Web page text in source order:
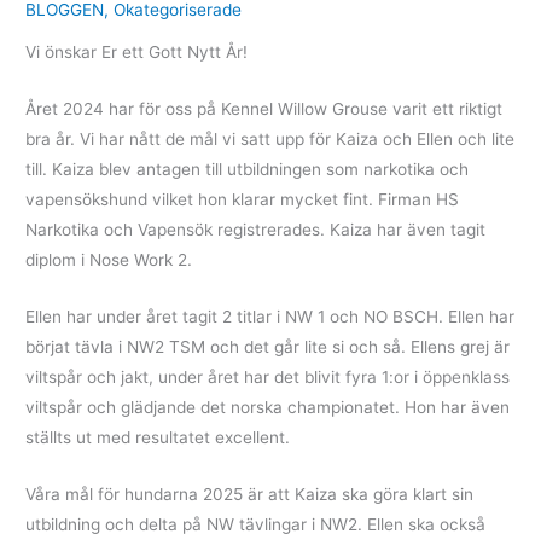
BLOGGEN,Okategoriserade
Vi önskar Er ett Gott Nytt År!
Året 2024 har för oss på Kennel Willow Grouse varit ett riktigt
bra år. Vi har nått de mål vi satt upp för Kaiza och Ellen och lite
till. Kaiza blev antagen till utbildningen som narkotika och
vapensökshund vilket hon klarar mycket fint. Firman HS
Narkotika och Vapensök registrerades. Kaiza har även tagit
diplom i Nose Work 2.
Ellen har under året tagit 2 titlar i NW 1 och NO BSCH. Ellen har
börjat tävla i NW2 TSM och det går lite si och så. Ellens grej är
viltspår och jakt, under året har det blivit fyra 1:or i öppenklass
viltspår och glädjande det norska championatet. Hon har även
ställts ut med resultatet excellent.
Våra mål för hundarna 2025 är att Kaiza ska göra klart sin
utbildning och delta på NW tävlingar i NW2. Ellen ska också